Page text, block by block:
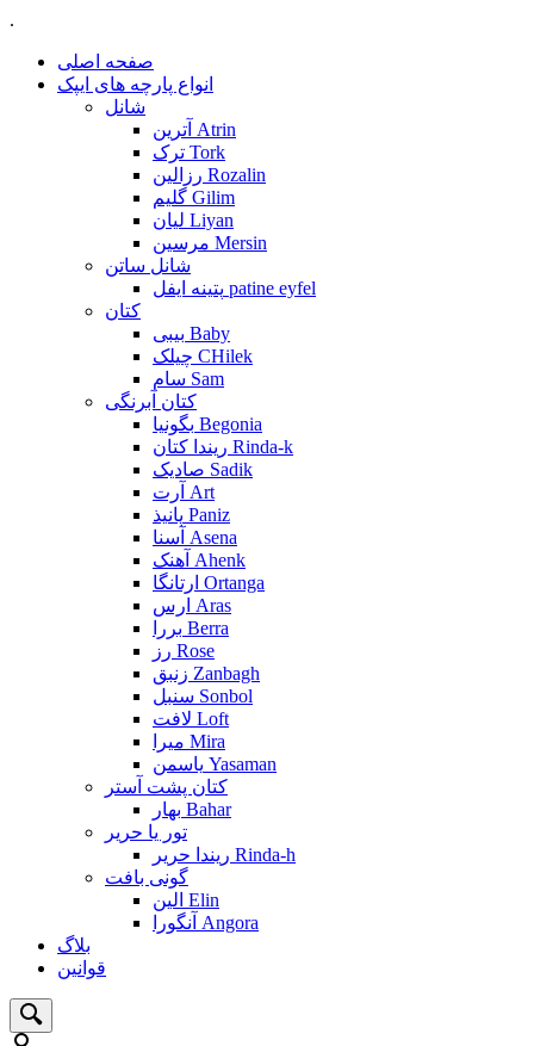
.
صفحه اصلی
انواع پارچه های ایپک
شانل
آترین Atrin
ترک Tork
رزالین Rozalin
گلیم Gilim
لیان Liyan
مرسین Mersin
شانل ساتن
پتینه ایفل patine eyfel
کتان
بیبی Baby
چیلک CHilek
سام Sam
کتان آبرنگی
بگونیا Begonia
ریندا کتان Rinda-k
صادیک Sadik
آرت Art
پانیذ Paniz
آسنا Asena
آهنک Ahenk
ارتانگا Ortanga
ارس Aras
بررا Berra
رز Rose
زنبق Zanbagh
سنبل Sonbol
لافت Loft
میرا Mira
یاسمن Yasaman
کتان پشت آستر
بهار Bahar
تور یا حریر
ریندا حریر Rinda-h
گونی بافت
الین Elin
آنگورا Angora
بلاگ
قوانین